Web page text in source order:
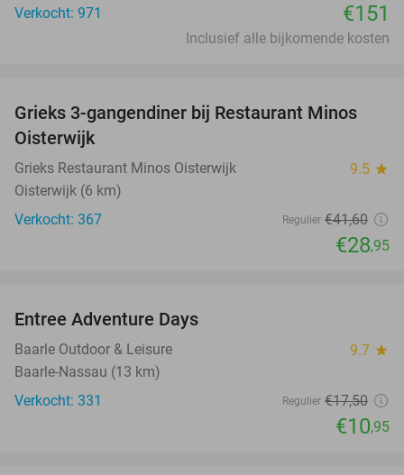
Verkocht: 971
€151
Inclusief alle bijkomende kosten
30%
Grieks 3-gangendiner bij Restaurant Minos
Oisterwijk
Grieks Restaurant Minos Oisterwijk 9.5 star
Oisterwijk (6 km)
Verkocht: 367
Regulier €41,60
€28,95
Entree Adventure Days
Baarle Outdoor & Leisure 9.7 star
Baarle-Nassau (13 km)
Verkocht: 331
Regulier €17,50
€10,95